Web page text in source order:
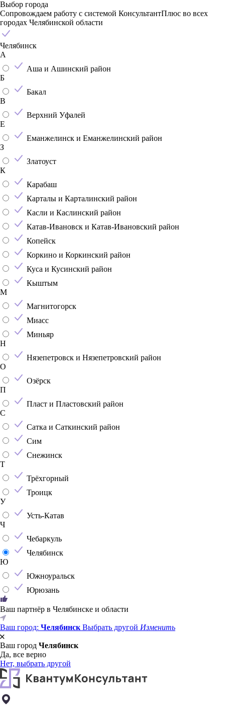
Выбор города
Сопровождаем работу с системой КонсультантПлюс во всех
городах Челябинской области
Челябинск
А
Аша и Ашинский район
Б
Бакал
В
Верхний Уфалей
Е
Еманжелинск и Еманжелинский район
З
Златоуст
К
Карабаш
Карталы и Карталинский район
Касли и Каслинский район
Катав-Ивановск и Катав-Ивановский район
Копейск
Коркино и Коркинский район
Куса и Кусинский район
Кыштым
М
Магнитогорск
Миасс
Миньяр
Н
Нязепетровск и Нязепетровский район
О
Озёрск
П
Пласт и Пластовский район
С
Сатка и Саткинский район
Сим
Снежинск
Т
Трёхгорный
Троицк
У
Усть-Катав
Ч
Чебаркуль
Челябинск
Ю
Южноуральск
Юрюзань
Ваш партнёр в Челябинске и области
Ваш город: Челябинск Выбрать другой Изменить
Ваш город Челябинск
Да, все верно
Нет, выбрать другой